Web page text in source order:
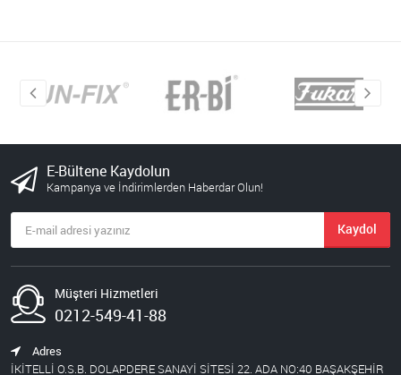
E-Bültene Kaydolun
Kampanya ve İndirimlerden Haberdar Olun!
Kaydol
Müşteri Hizmetleri
0212-549-41-88
Adres
İKİTELLİ O.S.B. DOLAPDERE SANAYİ SİTESİ 22. ADA NO:40 BAŞAKŞEHİR